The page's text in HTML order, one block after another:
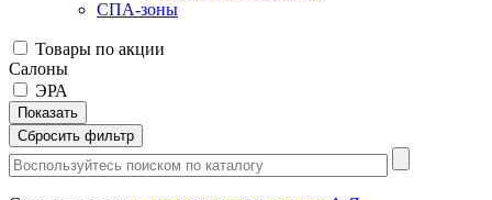
СПА-зоны
Товары по акции
Салоны
ЭРА